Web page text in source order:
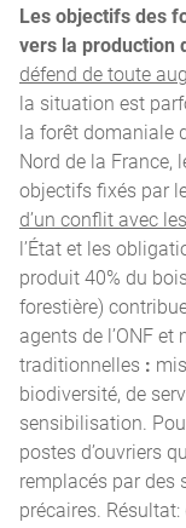
Les objectifs des
vers la production
défend de toute
la situation est
la forêt domaniale
Nord de la France,
objectifs fixés par
d’un conflit avec
l’État et les
produit 40% du
forestière)
agents de l’ONF
traditionnelles :
biodiversité, de
sensibilisation.
postes d’ouvriers
remplacés par des
précaires.